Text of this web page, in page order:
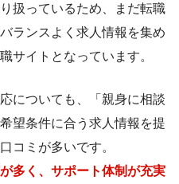
扱っているため、まだ転職
ランスよく求人情報を集め
サイトとなっています。
についても、「親身に相談
望条件に合う求人情報を提
コミが多いです。
多く、サポート体制が充実